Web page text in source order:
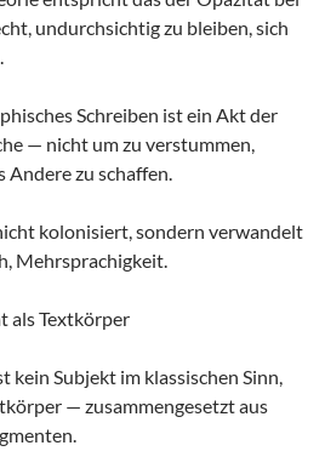
undurchsichtig zu bleiben, sich
Schreiben ist ein Akt der
— nicht um zu verstummen,
Andere zu schaffen.
kolonisiert, sondern verwandelt
Mehrsprachigkeit.
als Textkörper
kein Subjekt im klassischen Sinn,
— zusammengesetzt aus